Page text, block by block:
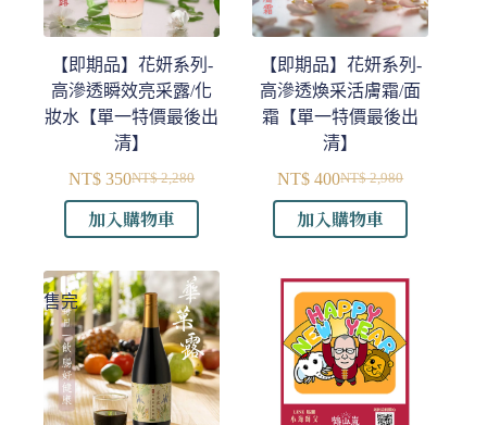
【即期品】花妍系列-
高滲透瞬效亮采露/化
妝水【單一特價最後出
清】
NT$2,280
始
價
格：
NT$ 2,280。
NT$ 350
前
價
格：
NT$ 350。
加入購物車
【即期品】花妍系列-
高滲透煥采活膚霜/面
霜【單一特價最後出
清】
NT$2,980
始
價
NT$ 2,980。
NT$ 400
前
價
NT$ 400。
加入購物車
售完